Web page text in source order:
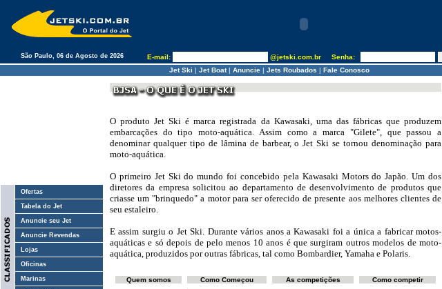
São Paulo, 06 de Agosto de 2026 E-mail:
@jetski.com.br Senha:
Jet Ski | Jet Boat| Anuncie | Jets Roubados | Fale Conosco
Ofertas
Tabela do Jet
Anuncie seu Jet
Anuncie Revendas
Lojas
Oficinas
Marinas
O produto Jet Ski é marca registrada da Kawasaki, uma das fábricas que produzem
embarcações do tipo moto-aquática. Assim como a marca "Gilete", que passou a
denominar qualquer tipo de lâmina de barbear, o Jet Ski se tornou denominação para
moto-aquática.
O primeiro Jet Ski do mundo foi concebido pela Kawasaki Motors do Japão. Um dos
diretores da empresa solicitou ao departamento de desenvolvimento de produtos que
criasse um "brinquedo" a motor para ser oferecido de presente aos melhores clientes de
seu estaleiro.
E assim surgiu o Jet Ski. Durante vários anos a Kawasaki foi a única a fabricar motos-
aquáticas e só depois de pelo menos 10 anos é que surgiram outros modelos de moto-
aquática, produzidos por outras fábricas, tal como Bombardier, Yamaha e Polaris.
Quem somos Como Começou As competições
Como competir